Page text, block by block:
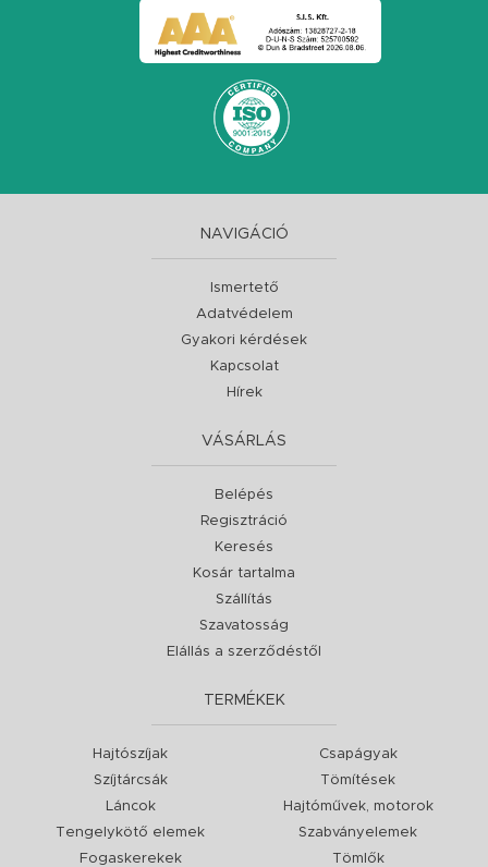
NAVIGÁCIÓ
Ismertető
Adatvédelem
Gyakori kérdések
Kapcsolat
Hírek
VÁSÁRLÁS
Belépés
Regisztráció
Keresés
Kosár tartalma
Szállítás
Szavatosság
Elállás a szerződéstől
TERMÉKEK
Hajtószíjak
Szíjtárcsák
Láncok
Tengelykötő elemek
Fogaskerekek
Csapágyak
Tömítések
Hajtóművek, motorok
Szabványelemek
Tömlők